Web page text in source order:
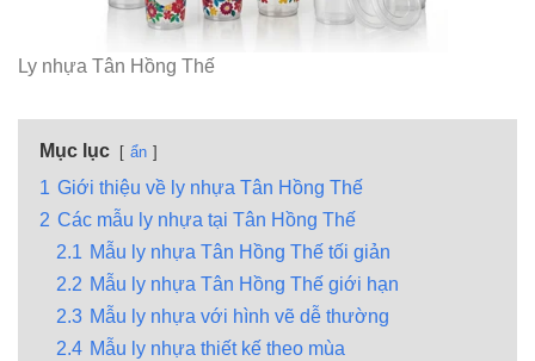
Ly nhựa Tân Hồng Thế
Mục lục ẩn
1 Giới thiệu về ly nhựa Tân Hồng Thế
2 Các mẫu ly nhựa tại Tân Hồng Thế
2.1 Mẫu ly nhựa Tân Hồng Thế tối giản
2.2 Mẫu ly nhựa Tân Hồng Thế giới hạn
2.3 Mẫu ly nhựa với hình vẽ dễ thường
2.4 Mẫu ly nhựa thiết kế theo mùa